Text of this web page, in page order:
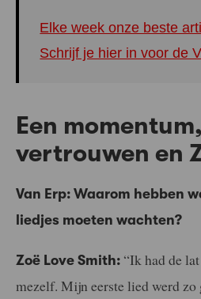
Elke week onze beste
Schrijf je hier in voor de
Een momentum,
vertrouwen en
Van Erp: Waarom hebben
liedjes moeten wachten?
Zoë Love Smith: “Ik had de
mezelf. Mijn eerste lied werd